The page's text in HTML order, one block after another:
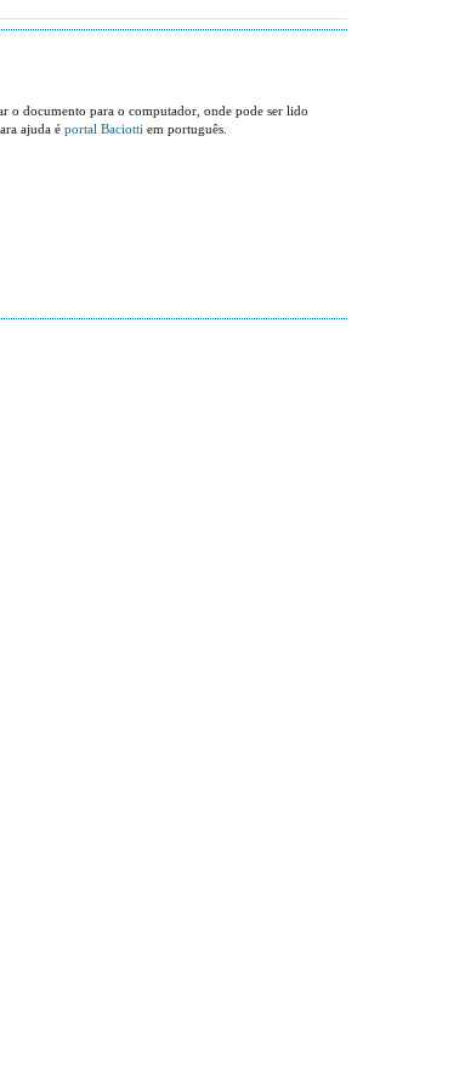
o documento para o computador, onde pode ser lido
ajuda é portal Baciotti em português.